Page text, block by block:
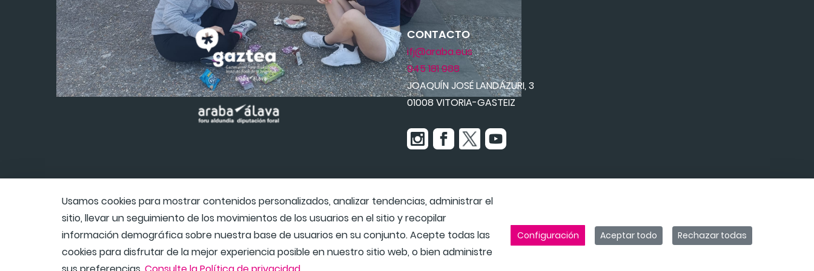
CONTACTO
ifj@araba.eus
945 181 988
JOAQUÍN JOSÉ LANDÁZURI, 3
01008 VITORIA-GASTEIZ
Usamos cookies para mostrar contenidos personalizados, analizar tendencias, administrar el
sitio, llevar un seguimiento de los movimientos de los usuarios en el sitio y recopilar
información demográfica sobre nuestra base de usuarios en su conjunto. Acepte todas las
cookies para disfrutar de la mejor experiencia posible en nuestro sitio web, o bien administre
Configuración Aceptar todo Rechazar todas